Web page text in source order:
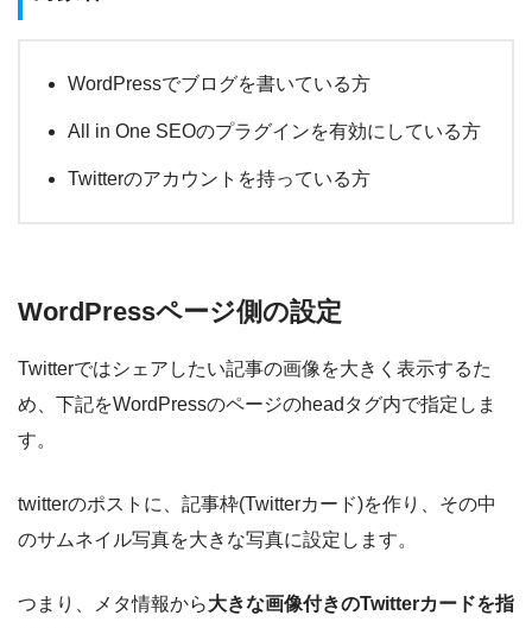
WordPressでブログを書いている方
All in One SEOのプラグインを有効にしている方
Twitterのアカウントを持っている方
WordPressページ側の設定
Twitterではシェアしたい記事の画像を大きく表示するた
め、下記をWordPressのページのheadタグ内で指定しま
す。
twitterのポストに、記事枠(Twitterカード)を作り、その中
のサムネイル写真を大きな写真に設定します。
つまり、メタ情報から大きな画像付きのTwitterカードを指